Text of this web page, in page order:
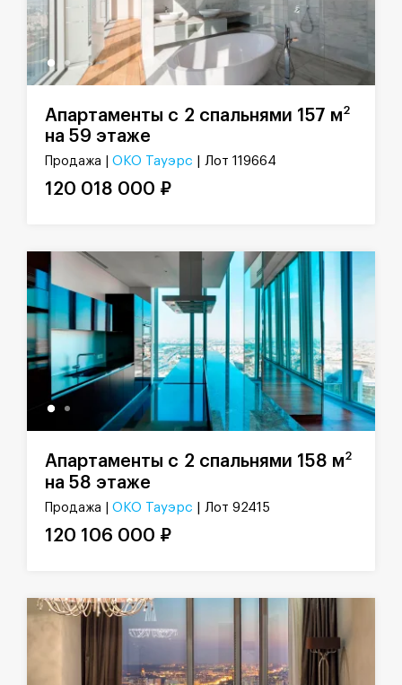
Апартаменты с 2 спальнями 157 м2
на 59 этаже
Продажа | ОКО Тауэрс | Лот 119664
120 018 000 ₽
Апартаменты с 2 спальнями 158 м2
на 58 этаже
Продажа | ОКО Тауэрс | Лот 92415
120 106 000 ₽